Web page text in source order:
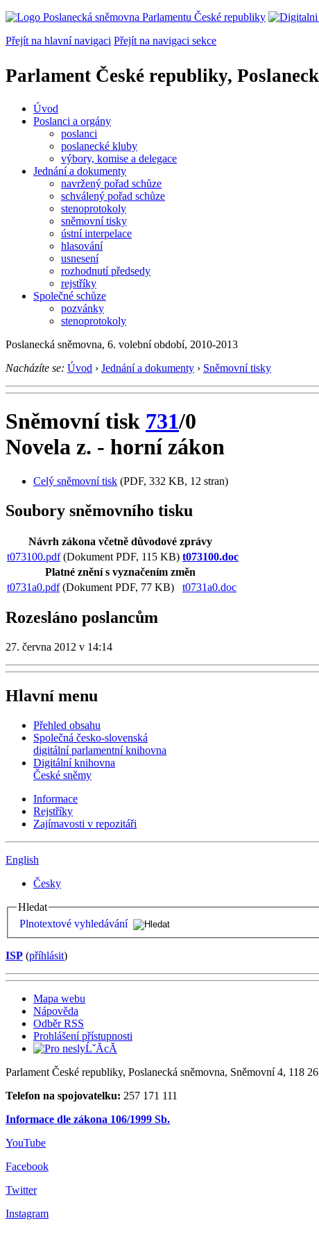
Přejít na hlavní navigaci Přejít na navigaci sekce
Parlament České republiky,
Úvod
Poslanci a orgány
poslanci
poslanecké kluby
výbory, komise a delegace
Jednání a dokumenty
navržený pořad schůze
schválený pořad schůze
stenoprotokoly
sněmovní tisky
ústní interpelace
hlasování
usnesení
rozhodnutí předsedy
rejstříky
Společné schůze
pozvánky
stenoprotokoly
Poslanecká sněmovna, 6. volební období, 2010-2013
Nacházíte se: Úvod › Jednání a dokumenty › Sněmovní tisky
Sněmovní tisk 731/0
Novela z. - horní zákon
Celý sněmovní tisk (PDF, 332 KB, 12 stran)
Soubory sněmovního tisku
Návrh zákona včetně důvodové zprávy
t073100.pdf(Dokument PDF, 115 KB) t073100.doc
Platné znění s vyznačením změn
t0731a0.pdf(Dokument PDF, 77 KB) t0731a0.doc
Rozesláno poslancům
27. června 2012 v 14:14
Hlavní menu
Přehled obsahu
Společná česko-slovenská
digitální parlamentní knihovna
Digitální knihovna
České sněmy
Informace
Rejstříky
Zajímavosti v repozitáři
English
Česky
Hledat
Plnotextové vyhledávání
ISP (příhlásit)
Mapa webu
Nápověda
Odběr RSS
Prohlášení přístupnosti
Parlament České republiky, Poslanecká sněmovna, Sněmovní 4, 118
Telefon na spojovatelku: 257 171 111
Informace dle zákona 106/1999 Sb.
YouTube
Facebook
Twitter
Instagram